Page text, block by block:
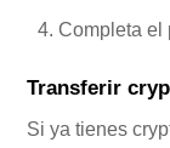
Completa el
Transferir
Si ya tienes